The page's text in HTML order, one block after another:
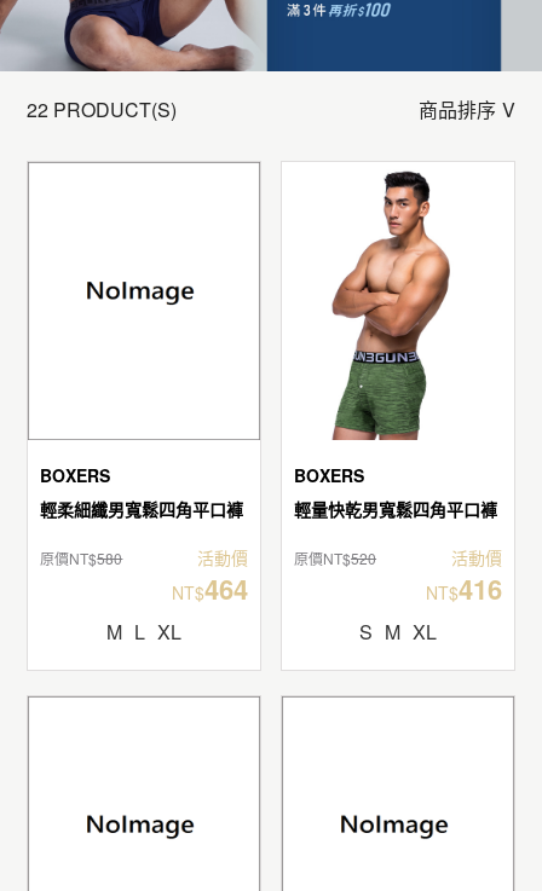
22 PRODUCT(S) 商品排序
BOXERS
輕柔細纖男寬鬆四角平口褲
原價NT$580
活動價
NT$464
M L XL
BOXERS
輕量快乾男寬鬆四角平口褲
原價NT$520
活動價
NT$416
S M XL